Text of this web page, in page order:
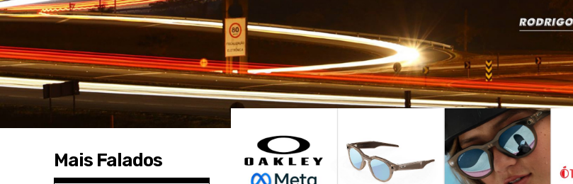
Mais Falados